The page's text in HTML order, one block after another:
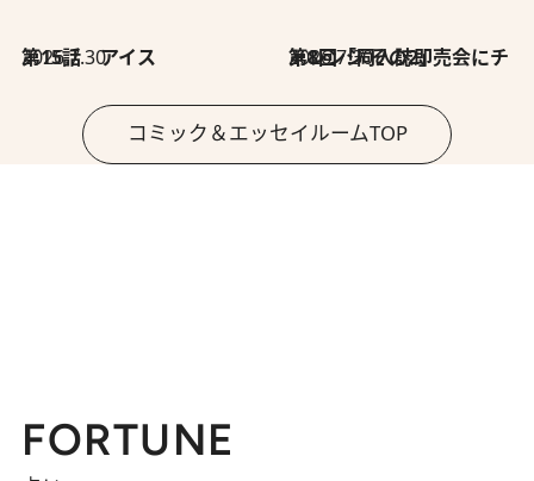
2026.7.30
第15話 アイス 2026.7.30
第8回「同人誌即売会にチャレンジ その2」
コミック＆エッセイルームTOP
FORTUNE